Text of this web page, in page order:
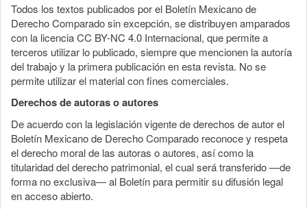
Todos los textos publicados por el Boletín Mexicano de
Derecho Comparado sin excepción, se distribuyen amparados
con la licencia CC BY-NC 4.0 Internacional, que permite a
terceros utilizar lo publicado, siempre que mencionen la autoría
del trabajo y la primera publicación en esta revista. No se
permite utilizar el material con fines comerciales.
Derechos de autoras o autores
De acuerdo con la legislación vigente de derechos de autor el
Boletín Mexicano de Derecho Comparado reconoce y respeta
el derecho moral de las autoras o autores, así como la
titularidad del derecho patrimonial, el cual será transferido —de
forma no exclusiva— al Boletín para permitir su difusión legal
en acceso abierto.